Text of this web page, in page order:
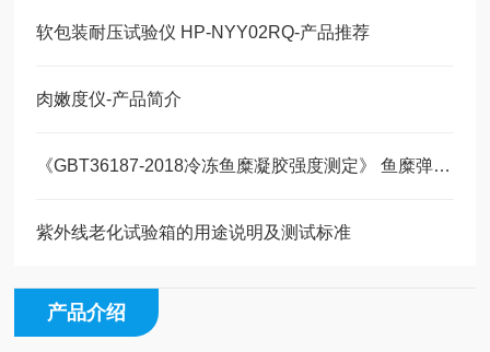
软包装耐压试验仪 HP-NYY02RQ-产品推荐
肉嫩度仪-产品简介
《GBT36187-2018冷冻鱼糜凝胶强度测定》 鱼糜弹性仪测定原理：
紫外线老化试验箱的用途说明及测试标准
产品介绍